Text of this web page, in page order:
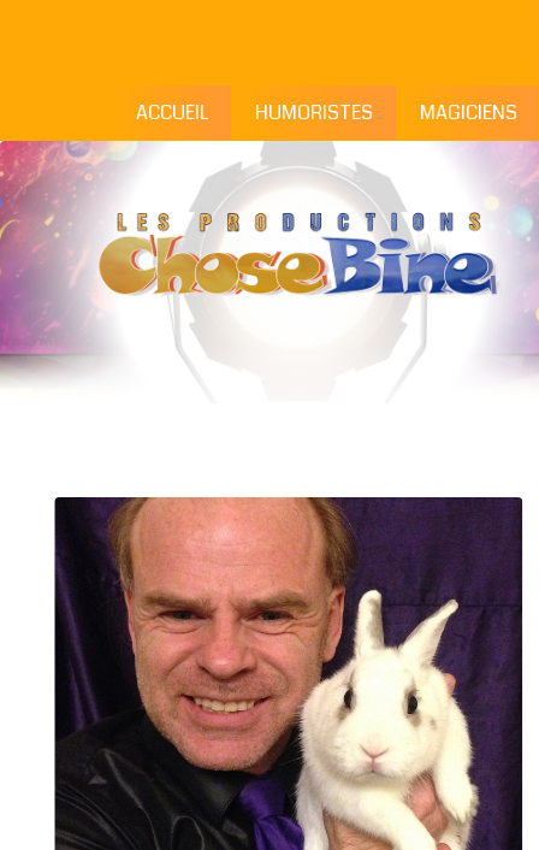
ACCUEIL HUMORISTES MAGICIENS